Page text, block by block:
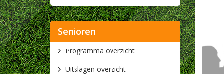
Senioren
Programma overzicht
Uitslagen overzicht